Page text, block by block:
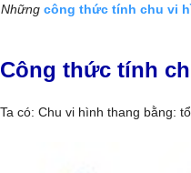
Những công thức tính chu vi
Công thức tính
Ta có: Chu vi hình thang bằng: